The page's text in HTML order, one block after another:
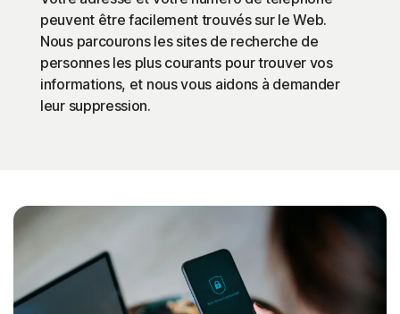
peuvent être facilement trouvés sur le Web.
Nous parcourons les sites de recherche de
personnes les plus courants pour trouver vos
informations, et nous vous aidons à demander
leur suppression.